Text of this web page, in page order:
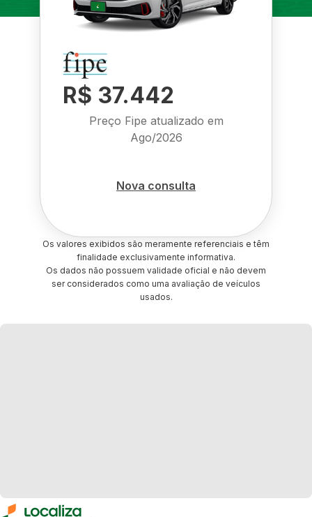
R$ 37.442
Preço Fipe atualizado em
Ago/2026
Nova consulta
Os valores exibidos são meramente referenciais e têm
finalidade exclusivamente informativa.
Os dados não possuem validade oficial e não devem
ser considerados como uma avaliação de veículos
usados.